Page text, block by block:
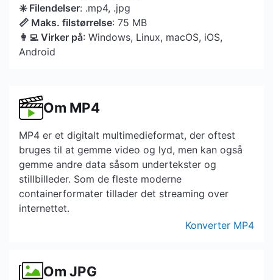
✳️ Filendelser: .mp4, .jpg
📏 Maks. filstørrelse: 75 MB
👩‍💻 Virker på: Windows, Linux, macOS, iOS,
Android
Om MP4
MP4 er et digitalt multimedieformat, der oftest
bruges til at gemme video og lyd, men kan også
gemme andre data såsom undertekster og
stillbilleder. Som de fleste moderne
containerformater tillader det streaming over
internettet.
Konverter MP4
Om JPG